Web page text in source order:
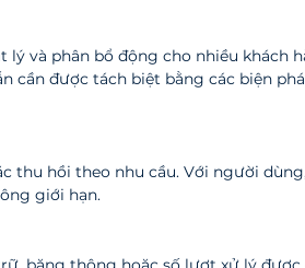
lý và phân bổ động cho nhiều khách
cần được tách biệt bằng các biện
thu hồi theo nhu cầu. Với người
giới hạn.